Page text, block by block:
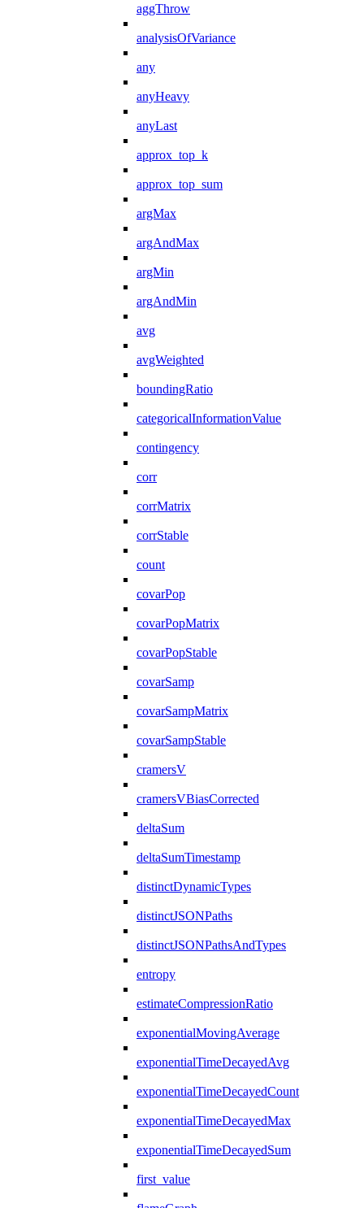
aggThrow
analysisOfVariance
any
anyHeavy
anyLast
approx_top_k
approx_top_sum
argMax
argAndMax
argMin
argAndMin
avg
avgWeighted
boundingRatio
categoricalInformationValue
contingency
corr
corrMatrix
corrStable
count
covarPop
covarPopMatrix
covarPopStable
covarSamp
covarSampMatrix
covarSampStable
cramersV
cramersVBiasCorrected
deltaSum
deltaSumTimestamp
distinctDynamicTypes
distinctJSONPaths
distinctJSONPathsAndTypes
entropy
estimateCompressionRatio
exponentialMovingAverage
exponentialTimeDecayedAvg
exponentialTimeDecayedCount
exponentialTimeDecayedMax
exponentialTimeDecayedSum
first_value